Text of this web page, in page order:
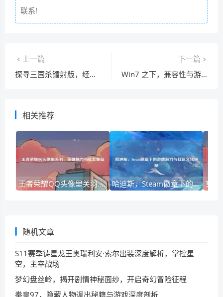
联系!
上一篇
探寻三国杀镭射版，经典桌游的璀璨新生
下一篇
Win7 之下，兼容性与游戏体验的交锋
相关推荐
王者荣耀QQ头像里关羽，英雄魅力与社交象征 哈迪斯，Steam徽章下的游戏魅力与社区文化探秘
随机文章
S11赛季铸星龙王奥瑞利安·索尔出装深度解析，掌控星
空，主宰战场
梦幻盘丝岭，揭开剧情神秘面纱，开启奇幻冒险征程
拳皇97，隐藏人物调出秘籍与游戏深度剖析